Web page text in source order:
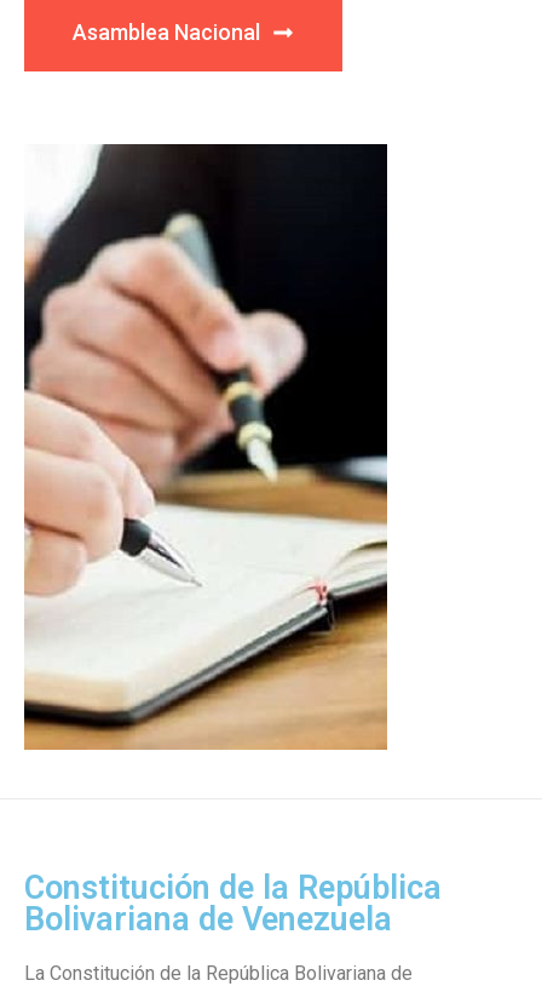
Asamblea Nacional
Constitución de la República
Bolivariana de Venezuela
La Constitución de la República Bolivariana de